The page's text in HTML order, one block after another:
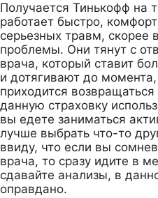
Получается Тинькофф на
работает быстро,
серьезных травм, скорее
проблемы. Они тянут с
врача, который ставит
и дотягивают до
приходится
данную страховку
вы едете заниматься
лучше выбрать что-то
ввиду, что если вы
врача, то сразу идите в
сдавайте анализы, в
оправдано.